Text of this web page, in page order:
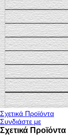
Σχετικά Προϊόντα
Συνδιάστε με
Σχετικά Προϊόντα